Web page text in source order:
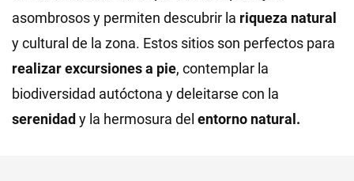
asombrosos y permiten descubrir la riqueza natural
y cultural de la zona. Estos sitios son perfectos para
realizar excursiones a pie, contemplar la
biodiversidad autóctona y deleitarse con la
serenidady la hermosura del entorno natural.